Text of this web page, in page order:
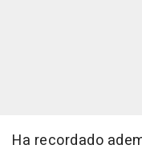
Ha recordado